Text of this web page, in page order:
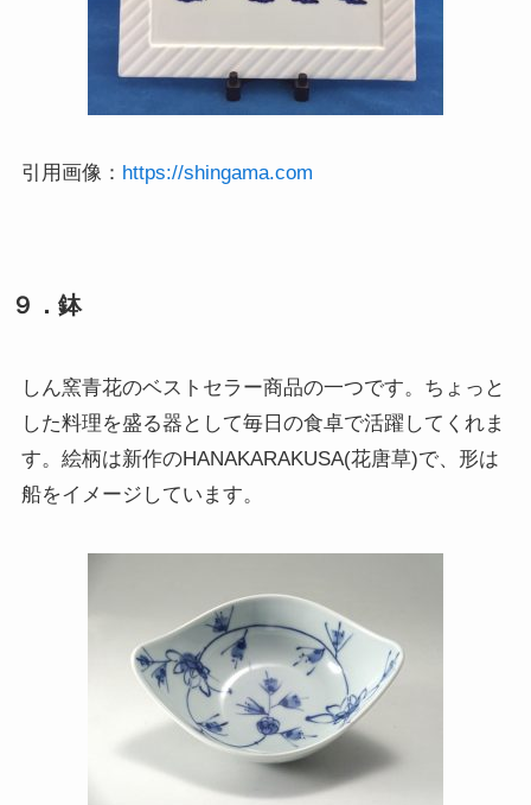
引用画像： https://shingama.com
９．鉢
しん窯青花のベストセラー商品の一つです。ちょっと
した料理を盛る器として毎日の食卓で活躍してくれま
す。絵柄は新作のHANAKARAKUSA(花唐草)で、形は
船をイメージしています。